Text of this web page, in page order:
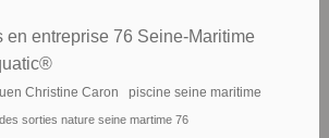
en entreprise 76 Seine-Maritime
Christine Caron piscine seine maritime
sorties nature seine martime 76